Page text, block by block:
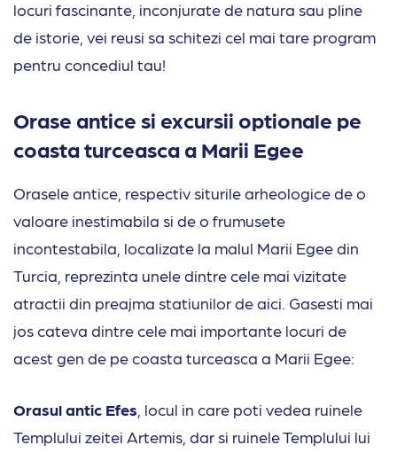
locuri fascinante, inconjurate de natura sau pline
de istorie, vei reusi sa schitezi cel mai tare program
pentru concediul tau!
Orase antice si excursii optionale pe
coasta turceasca a Marii Egee
Orasele antice, respectiv siturile arheologice de o
valoare inestimabila si de o frumusete
incontestabila, localizate la malul Marii Egee din
Turcia, reprezinta unele dintre cele mai vizitate
atractii din preajma statiunilor de aici. Gasesti mai
jos cateva dintre cele mai importante locuri de
acest gen de pe coasta turceasca a Marii Egee:
Orasul antic Efes , locul in care poti vedea ruinele
Templului zeitei Artemis, dar si ruinele Templului lui